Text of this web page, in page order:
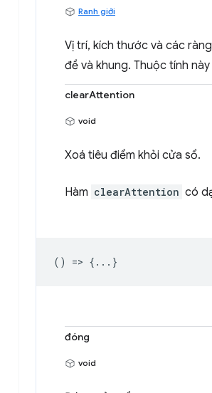
Ranh giới
Vị trí, kích thước và các
đề và khung. Thuộc tính
clearAttention
void
Xoá tiêu điểm khỏi cửa sổ.
Hàm clearAttention có
() => {...}
đóng
void